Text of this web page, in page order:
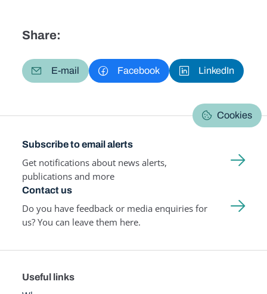
Share:
E-mail Facebook LinkedIn
Cookies
Subscribe to email alerts
Get notifications about news alerts,
publications and more
Contact us
Do you have feedback or media enquiries for
us? You can leave them here.
Useful links